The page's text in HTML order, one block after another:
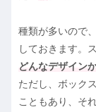
種類が多いので、
しておきます。
どんなデザイン
ただし、ボック
こともあり、そ